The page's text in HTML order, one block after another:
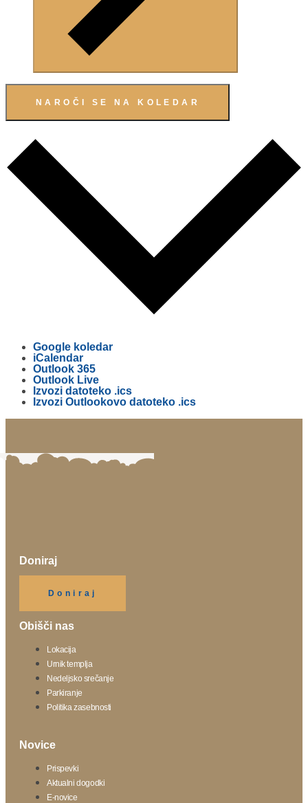
NAROČI SE NA KOLEDAR
Google koledar
iCalendar
Outlook 365
Outlook Live
Izvozi datoteko .ics
Izvozi Outlookovo datoteko .ics
Doniraj
Doniraj
Obišči nas
Lokacija
Urnik templja
Nedeljsko srečanje
Parkiranje
Politika zasebnosti
Novice
Prispevki
Aktualni dogodki
E-novice